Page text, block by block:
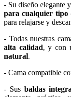
- Su diseño elegante
para cualquier tipo
para relajarse y
- Todas nuestras
alta calidad, y con
natural.
- Cama compatible
- Susbaldas